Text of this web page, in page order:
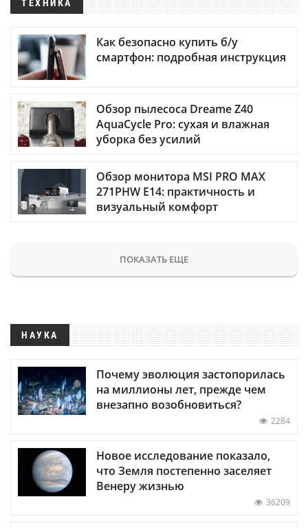
ТЕХНИКА
Как безопасно купить б/у
смартфон: подробная инструкция
Обзор пылесоса Dreame Z40
AquaCycle Pro: сухая и влажная
уборка без усилий
Обзор монитора MSI PRO MAX
271PHW E14: практичность и
визуальный комфорт
ПОКАЗАТЬ ЕЩЕ
НАУКА
Почему эволюция застопорилась
на миллионы лет, прежде чем
внезапно возобновиться?
2284
Новое исследование показало,
что Земля постепенно заселяет
Венеру жизнью
36209